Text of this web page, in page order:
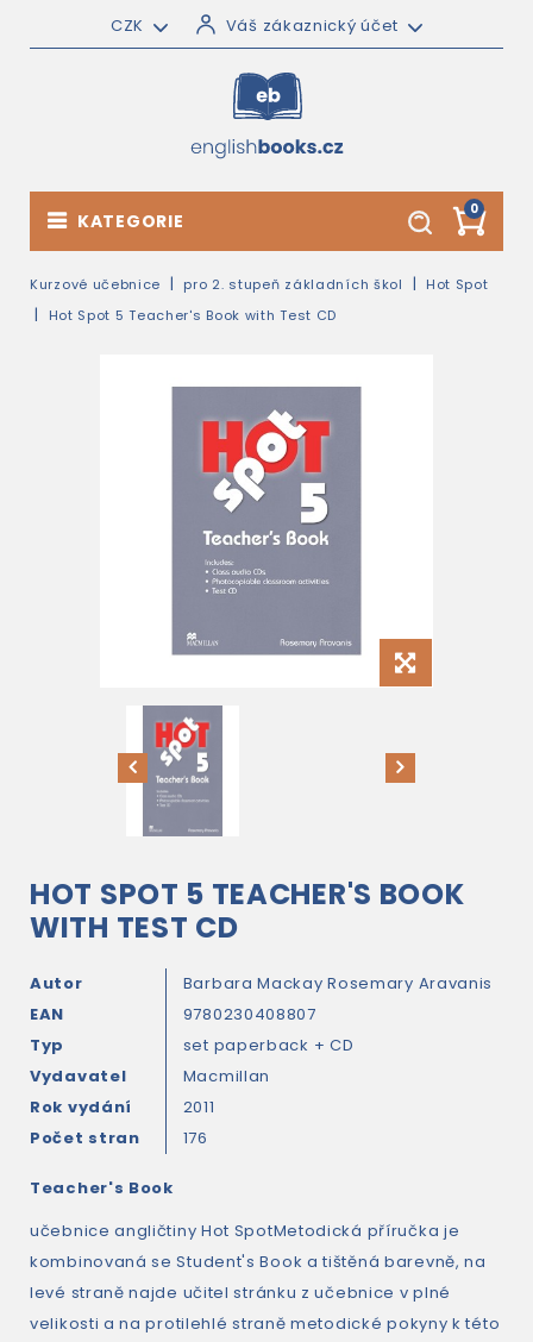
CZK Váš zákaznický účet
0
KATEGORIE
Kurzové učebnice pro 2. stupeň základních škol
Hot Spot
Hot Spot 5 Teacher's Book with Test CD
HOT SPOT 5 TEACHER'S BOOK
WITH TEST CD
Autor Barbara MackayRosemary Aravanis
EAN
9780230408807
Typ
set paperback + CD
Vydavatel
Macmillan
Rok vydání
2011
Počet stran
176
Teacher's Book
učebnice angličtiny Hot SpotMetodická příručka je
kombinovaná se Student's Book a tištěná barevně, na
levé straně najde učitel stránku z učebnice v plné
velikosti a na protilehlé straně metodické pokyny k této